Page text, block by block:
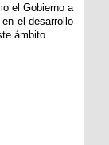
el Gobierno a
el desarrollo
ámbito.